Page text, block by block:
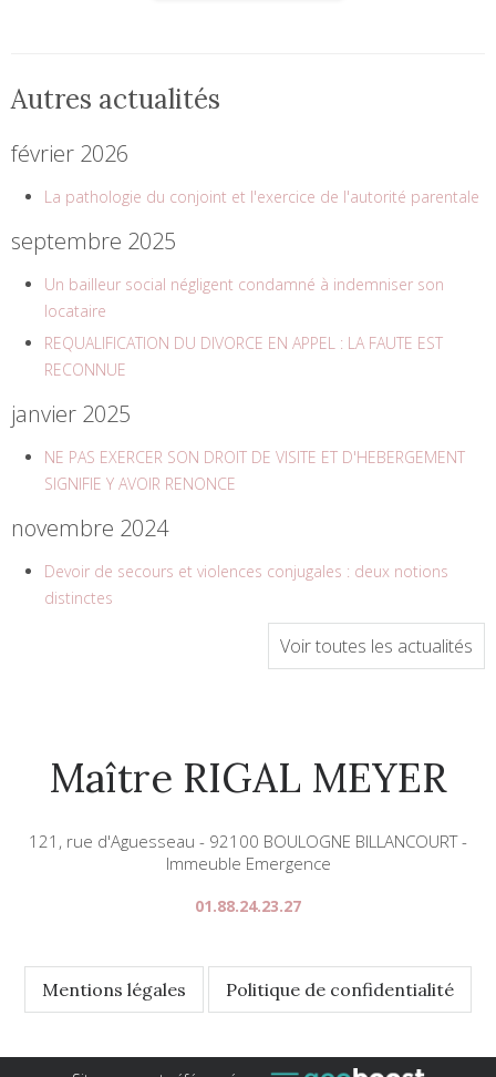
Autres actualités
février 2026
La pathologie du conjoint et l'exercice de l'autorité parentale
septembre 2025
Un bailleur social négligent condamné à indemniser son
locataire
REQUALIFICATION DU DIVORCE EN APPEL : LA FAUTE EST
RECONNUE
janvier 2025
NE PAS EXERCER SON DROIT DE VISITE ET D'HEBERGEMENT
SIGNIFIE Y AVOIR RENONCE
novembre 2024
Devoir de secours et violences conjugales : deux notions
distinctes
Voir toutes les actualités
Maître RIGAL MEYER
121, rue d'Aguesseau - 92100 BOULOGNE BILLANCOURT -
Immeuble Emergence
01.88.24.23.27
Mentions légales Politique de confidentialité